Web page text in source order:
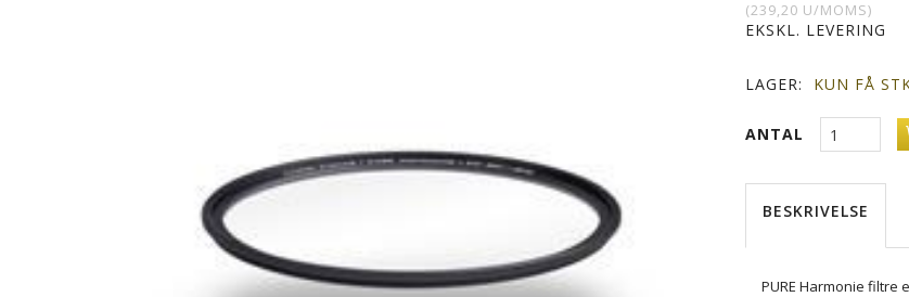
(239,20 U/MOMS)
EKSKL. LEVERING
LAGER: KUN FÅ
ANTAL
BESKRIVELSE
PURE Harmonie